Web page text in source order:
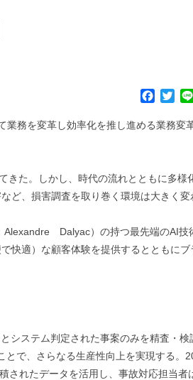
c
o
k
i
r
務を変革し効率化を推し進める業務変
きた。しかし、時代の流れとともに多様
ど、損害調査を取り巻く環境は大きく変
Alexandre Dalyac）の持つ最先端のAI技
快適）な顧客体験を提供するとともにブ
ステム判定された事案のみを精査・検
で、さらなる生産性向上を実現する。
されたデータを活用し、事故対応担当者